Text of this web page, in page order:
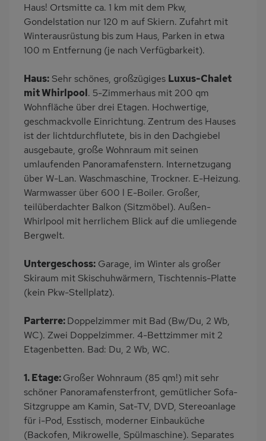
Küche
Herd (4 Kochfelder)
Backofen
Geschirrspülmaschine
Kühlschrank
Mikrowelle
Skiabfahrt zum Haus
Ruhige Lage
Babybett
Kinderhochstuhl
Spielzimmer
Nichtraucher
Haustiere/Hund
verboten
Badewanne/WC
Wb/WC freistehend
Haus! Ortsmitte ca. 1 km mit dem Pkw,
Gondelstation nur 120 m auf Skiern. Zufahrt mit
Winterausrüstung bis zum Haus, Parken in etwa
100 m Entfernung (je nach Verfügbarkeit).
Haus: Sehr schönes, großzügiges Luxus-Chalet
mit Whirlpool. 5-Zimmerhaus mit 200 qm
Wohnfläche über drei Etagen. Hochwertige,
geschmackvolle Einrichtung. Zentrum des Hauses
ist der lichtdurchflutete, bis in den Dachgiebel
ausgebaute, große Wohnraum mit seinen
umlaufenden Panoramafenstern. Internetzugang
über W-Lan. Waschmaschine, Trockner. E-Heizung.
Warmwasser über 600 l E-Boiler. Großer,
teilüberdachter Balkon (Sitzmöbel). Außen-
Whirlpool mit herrlichem Blick auf die umliegende
Bergwelt.
Untergeschoss: Garage, im Winter als großer
Skiraum mit Skischuhwärmern, Tischtennis-Platte
(kein Pkw-Stellplatz).
Parterre:Doppelzimmer mit Bad (Bw/Du, 2 Wb,
WC). Zwei Doppelzimmer. 4-Bettzimmer mit 2
Etagenbetten. Bad: Du, 2 Wb, WC.
1. Etage:Großer Wohnraum (85 qm!) mit sehr
schöner Panoramafensterfront, gemütlicher Sofa-
Sitzgruppe am Kamin, Sat-TV, DVD, Stereoanlage
für i-Pod, Esstisch, moderner Einbauküche
(Backofen, Mikrowelle, Spülmaschine). Separates